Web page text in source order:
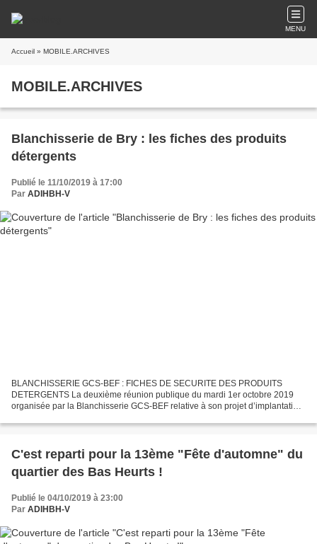
MENU
Accueil » MOBILE.ARCHIVES
MOBILE.ARCHIVES
Blanchisserie de Bry : les fiches des produits
détergents
Publié le 11/10/2019 à 17:00
Par ADIHBH-V
BLANCHISSERIE GCS-BEF : FICHES DE SECURITE DES PRODUITS
DETERGENTS La deuxième réunion publique du mardi 1er octobre 2019
organisée par la Blanchisserie GCS-BEF relative à son projet d’implantation
C'est reparti pour la 13ème "Fête d'automne" du
quartier des Bas Heurts !
Publié le 04/10/2019 à 23:00
Par ADIHBH-V